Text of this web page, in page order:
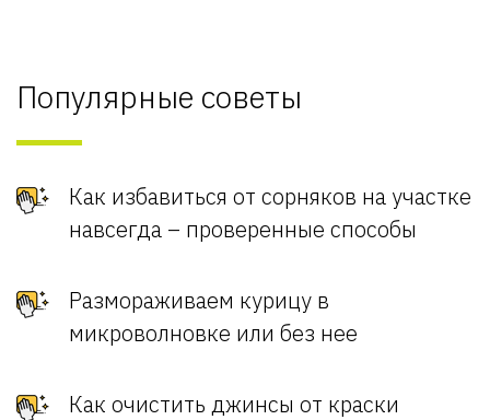
Популярные советы
Как избавиться от сорняков на участке
навсегда – проверенные способы
Размораживаем курицу в
микроволновке или без нее
Как очистить джинсы от краски